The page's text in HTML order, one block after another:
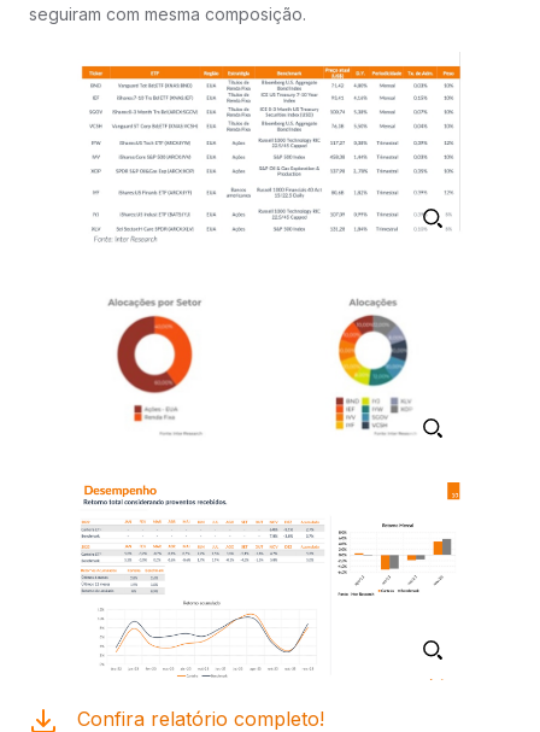
seguiram com mesma composição.
Confira relatório completo!